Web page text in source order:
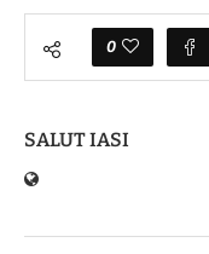
0
SALUT IASI